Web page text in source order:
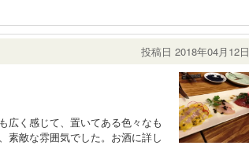
投稿日 2018年04月12日
広く感じて、置いてある色々なも
素敵な雰囲気でした。お酒に詳し